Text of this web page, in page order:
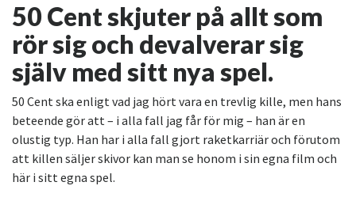
50 Cent skjuter på allt som
rör sig och devalverar sig
själv med sitt nya spel.
50 Cent ska enligt vad jag hört vara en trevlig kille, men hans
beteende gör att – i alla fall jag får för mig – han är en
olustig typ. Han har i alla fall gjort raketkarriär och förutom
att killen säljer skivor kan man se honom i sin egna film och
här i sitt egna spel.